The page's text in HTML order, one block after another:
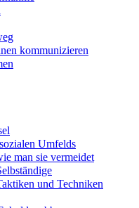
kommunizieren
Umfelds
man sie vermeidet
und Techniken